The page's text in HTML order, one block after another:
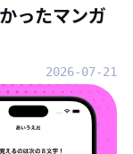
ったマンガ
2026-07-21